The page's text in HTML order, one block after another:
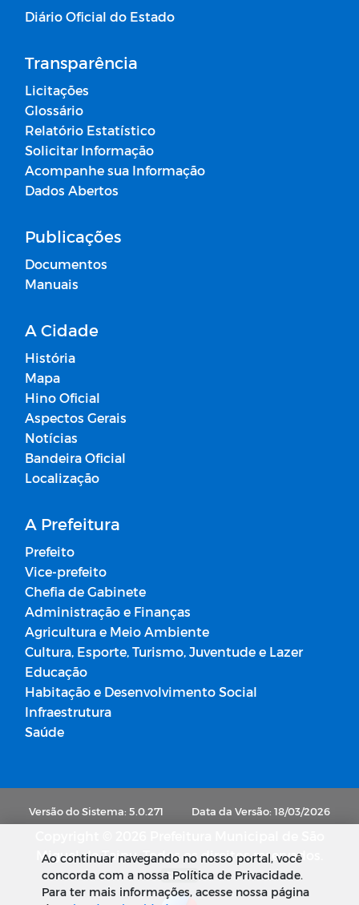
Diário Oficial do Estado
Transparência
Licitações
Glossário
Relatório Estatístico
Solicitar Informação
Acompanhe sua Informação
Dados Abertos
Publicações
Documentos
Manuais
A Cidade
História
Mapa
Hino Oficial
Aspectos Gerais
Notícias
Bandeira Oficial
Localização
A Prefeitura
Prefeito
Vice-prefeito
Chefia de Gabinete
Administração e Finanças
Agricultura e Meio Ambiente
Cultura, Esporte, Turismo, Juventude e Lazer
Educação
Habitação e Desenvolvimento Social
Infraestrutura
Saúde
Versão do Sistema: 5.0.271 Data da Versão: 18/03/2026
Miguel de Taipu. Todos os direitos reservados.
SUBIR
Ao continuar navegando no nosso portal, você
concorda com a nossa Política de Privacidade.
Para ter mais informações, acesse nossa página